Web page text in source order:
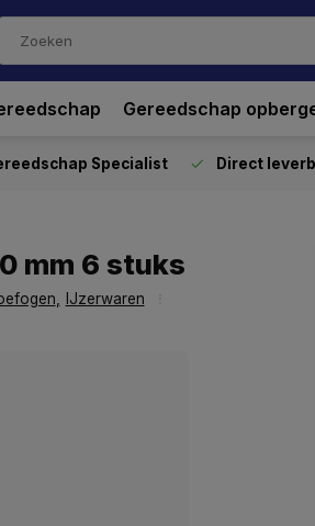
Gereedschap
Specialist Direct
mm 6 stuks
IJzerwaren